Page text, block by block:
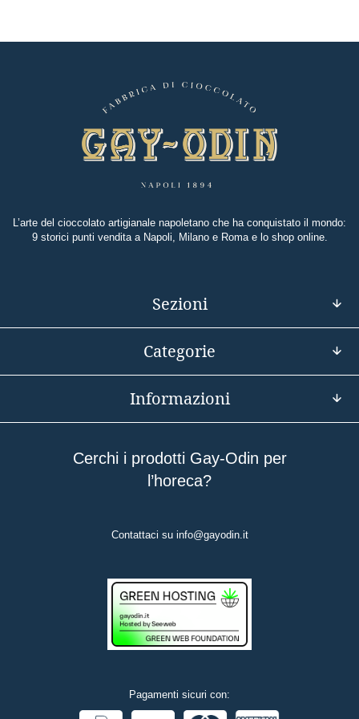
L’arte del cioccolato artigianale napoletano che ha conquistato il mondo:
9 storici punti vendita a Napoli, Milano e Roma e lo shop online.
Sezioni
Categorie
Informazioni
Cerchi i prodotti Gay-Odin per
l’horeca?
Contattaci su info@gayodin.it
Pagamenti sicuri con: